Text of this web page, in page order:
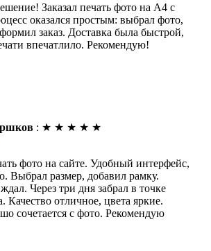
Заказал печать фото на А4 с
оказался простым: выбрал фото,
заказ. Доставка была быстрой,
впечатлило. Рекомендую!
: ★ ★ ★ ★ ★
фото на сайте. Удобный интерфейс,
Выбрал размер, добавил рамку.
Через три дня забрал в точке
Качество отличное, цвета яркие.
сочетается с фото. Рекомендую